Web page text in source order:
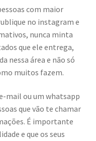
com maior
no instagram e
nunca minta
que ele entrega,
nessa área e não só
muitos fazem.
mail ou um whatsapp
que vão te chamar
É importante
e que os seus